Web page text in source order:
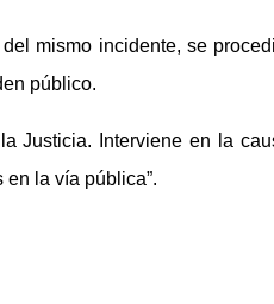
mismo incidente, se
público.
Justicia. Interviene en la
en la vía pública”.